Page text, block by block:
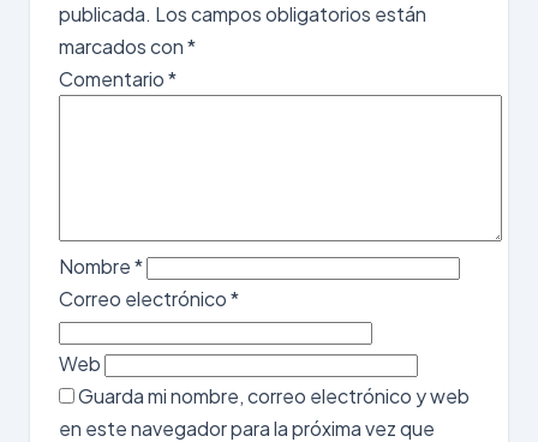
publicada. Los campos obligatorios están
marcados con*
Comentario*
Nombre*
Correo electrónico*
Web
Guarda mi nombre, correo electrónico y web
en este navegador para la próxima vez que